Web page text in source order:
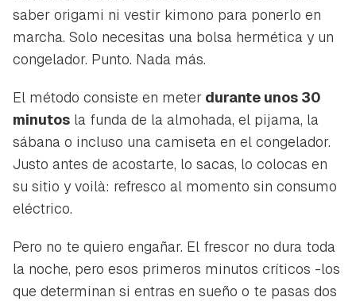
saber origami ni vestir kimono para ponerlo en
marcha. Solo necesitas una bolsa hermética y un
congelador. Punto. Nada más.
El método consiste en meter durante unos 30
minutos la funda de la almohada, el pijama, la
sábana o incluso una camiseta en el congelador.
Justo antes de acostarte, lo sacas, lo colocas en
su sitio y voilà: refresco al momento sin consumo
eléctrico.
Pero no te quiero engañar. El frescor no dura toda
la noche, pero esos primeros minutos críticos -los
que determinan si entras en sueño o te pasas dos